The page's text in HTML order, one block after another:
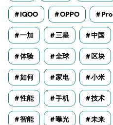
IQOO OPPO Pro
一加 三星 中国
体验 全球 区块
如何 家电 小米
性能 手机 技术
智能 曝光 未来